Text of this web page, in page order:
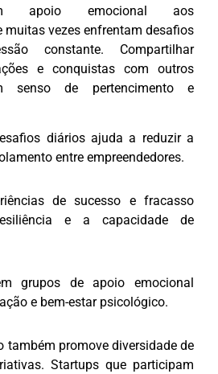
apoio emocional aos
muitas vezes enfrentam desafios
constante. Compartilhar
e conquistas com outros
senso de pertencimento e
diários ajuda a reduzir a
entre empreendedores.
de sucesso e fracasso
e a capacidade de
grupos de apoio emocional
e bem-estar psicológico.
também promove diversidade de
Startups que participam